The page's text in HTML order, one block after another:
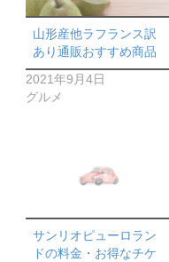
山形産他ラフランス訳
あり通販おすすめ商品
2021年9月4日
グルメ
サンリオピューロラン
ドの料金・お得なチケ